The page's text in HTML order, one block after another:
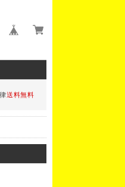
送料無料